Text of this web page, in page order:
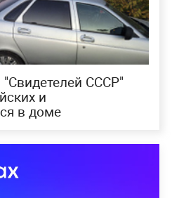
"Свидетелей СССР"
и
в доме